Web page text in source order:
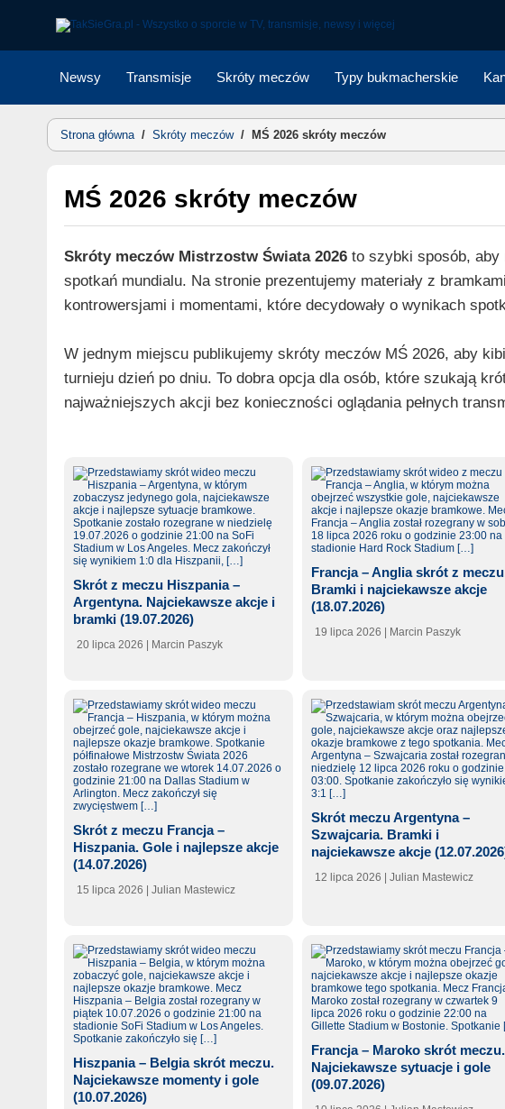
Newsy Transmisje Skróty meczów Typy bukmacherskie
Strona główna/ Skróty meczów/ MŚ 2026 skróty meczów
MŚ 2026 skróty meczów
Skróty meczów Mistrzostw Świata 2026to szybki sposób, aby
spotkań mundialu. Na stronie prezentujemy materiały z
kontrowersjami i momentami, które decydowały o wynikach
W jednym miejscu publikujemy skróty meczów MŚ 2026, aby
turnieju dzień po dniu. To dobra opcja dla osób, które szukają
najważniejszych akcji bez konieczności oglądania pełnych
Skrót z meczu Hiszpania –
Argentyna. Najciekawsze akcje i
bramki (19.07.2026)
20 lipca 2026 | Marcin Paszyk
Francja – Anglia skrót z
Bramki i najciekawsze akcje
(18.07.2026)
19 lipca 2026 | Marcin Paszyk
Skrót z meczu Francja –
Hiszpania. Gole i najlepsze akcje
(14.07.2026)
15 lipca 2026 | Julian Mastewicz
Skrót meczu Argentyna –
Szwajcaria. Bramki i
najciekawsze akcje
12 lipca 2026 | Julian Mastewicz
Hiszpania – Belgia skrót meczu.
Najciekawsze momenty i gole
(10.07.2026)
Francja – Maroko skrót meczu.
Najciekawsze sytuacje i gole
(09.07.2026)